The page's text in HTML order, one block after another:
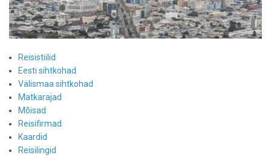
Reisistiilid
Eesti sihtkohad
Välismaa sihtkohad
Matkarajad
Mõisad
Reisifirmad
Kaardid
Reisilingid